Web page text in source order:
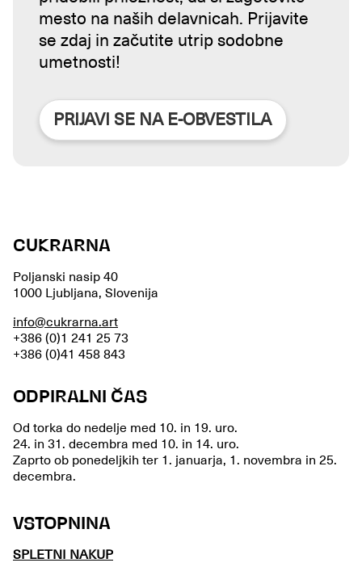
mesto na naših delavnicah. Prijavite
se zdaj in začutite utrip sodobne
umetnosti!
PRIJAVI SE NA E-OBVESTILA
CUKRARNA
Poljanski nasip 40
1000 Ljubljana, Slovenija
info@cukrarna.art
+386 (0)1 241 25 73
+386 (0)41 458 843
ODPIRALNI ČAS
Od torka do nedelje med 10. in 19. uro.
24. in 31. decembra med 10. in 14. uro.
Zaprto ob ponedeljkih ter 1. januarja, 1. novembra in 25.
decembra.
VSTOPNINA
SPLETNI NAKUP